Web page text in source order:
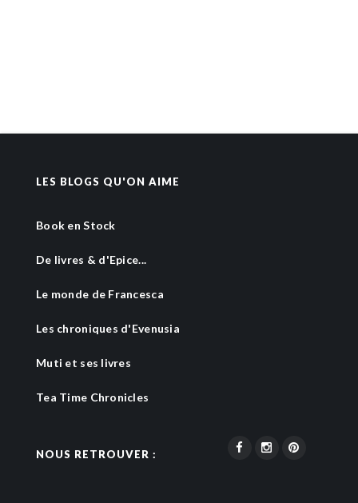
LES BLOGS QU'ON AIME
Book en Stock
De livres & d'Epice...
Le monde de Francesca
Les chroniques d'Evenusia
Muti et ses livres
Tea Time Chronicles
NOUS RETROUVER :